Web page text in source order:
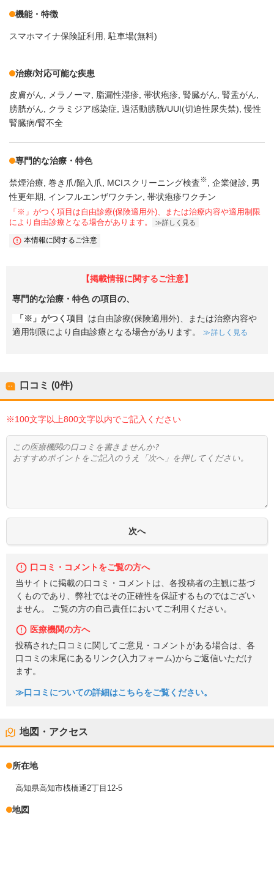
機能・特徴
スマホマイナ保険証利用 駐車場(無料)
治療/対応可能な疾患
皮膚がん メラノーマ 脂漏性湿疹 帯状疱疹 腎臓がん 腎盂がん
膀胱がん
クラミジア感染症 過活動膀胱/UUI(切迫性尿失禁) 慢性
腎臓病/腎不全
専門的な治療・特色
禁煙治療 巻き爪/陥入爪 MCIスクリーニング検査※ 企業健診 男
性更年期
インフルエンザワクチン 帯状疱疹ワクチン
「※」がつく項目は自由診療(保険適用外)、または治療内容や適用制限
により自由診療となる場合があります。
詳しく見る
本情報に関するご注意
【掲載情報に関するご注意】
専門的な治療・特色の項目の、
「※」がつく項目
は自由診療(保険適用外)、または治療内容や
適用制限により自由診療となる場合があります。
詳しく見る
口コミ (0件)
※100文字以上800文字以内でご記入ください
口コミ・コメントをご覧の方へ
当サイトに掲載の口コミ・コメントは、各投稿者の主観に基づ
くものであり、弊社ではその正確性を保証するものではござい
ません。 ご覧の方の自己責任においてご利用ください。
医療機関の方へ
投稿された口コミに関してご意見・コメントがある場合は、各
口コミの末尾にあるリンク(入力フォーム)からご返信いただけ
ます。
≫口コミについての詳細はこちらをご覧ください。
地図・アクセス
所在地
高知県高知市桟橋通2丁目12-5
地図